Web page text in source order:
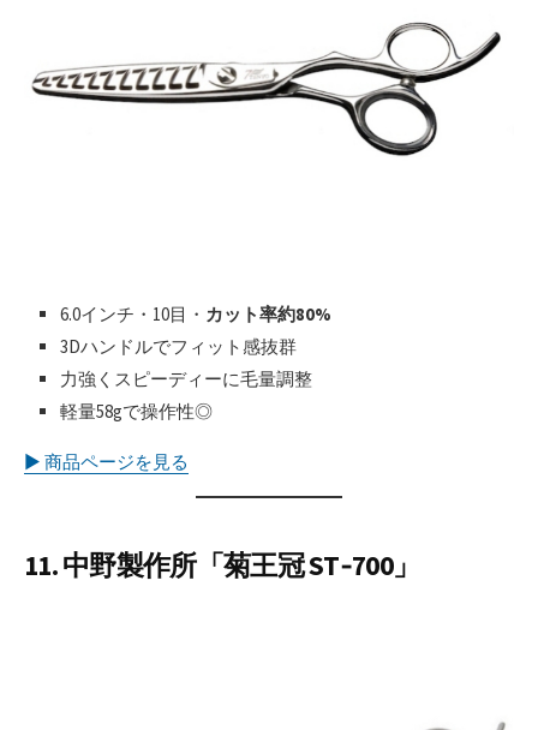
6.0インチ・10目・ カット率約80%
3Dハンドルでフィット感抜群
力強くスピーディーに毛量調整
軽量58gで操作性◎
▶︎ 商品ページを見る
11. 中野製作所「菊王冠 ST‑700」